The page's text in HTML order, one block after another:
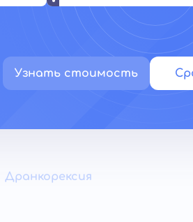
Узнать стоимость
Дранкорексия